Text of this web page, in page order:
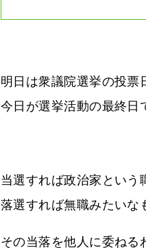
明日は衆議院選挙の投票
今日が選挙活動の最終日
当選すれば政治家という
落選すれば無職みたいな
その当落を他人に委ねる